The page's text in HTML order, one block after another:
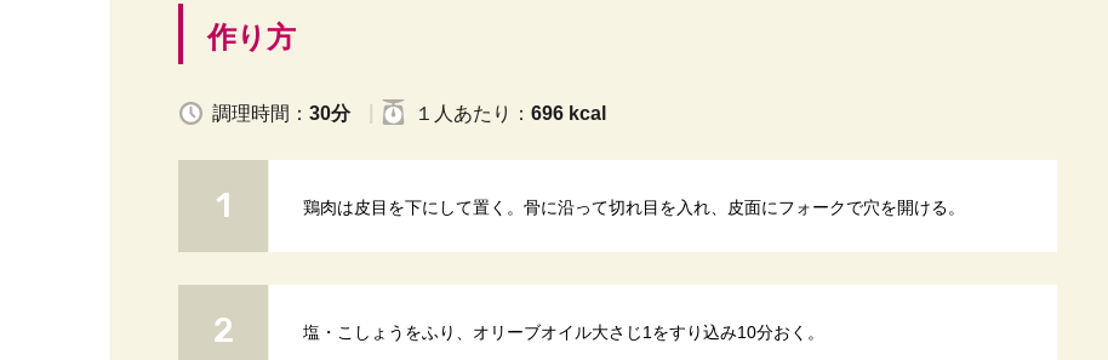
作り方
調理時間： 30分 １人 あたり ： 696 kcal
鶏肉は皮目を下にして置く。骨に沿って切れ目を入れ、皮面にフォークで穴を開ける。
塩・こしょうをふり、オリーブオイル大さじ1をすり込み10分おく。